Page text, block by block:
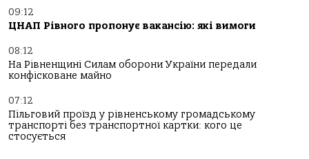
09:12
ЦНАП Рівного пропонує вакансію: які вимоги
08:12
На Рівненщині Силам оборони України передали
конфісковане майно
07:12
Пільговий проїзд у рівненському громадському
транспорті без транспортної картки: кого це
стосується